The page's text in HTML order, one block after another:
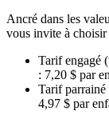
Ancré dans les
vous invite à
Tarif engagé
: 7,20 $ par
Tarif parrainé
4,97 $ par